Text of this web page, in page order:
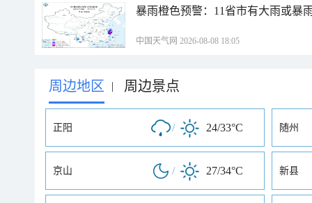
暴雨橙色预警：11省市有大雨或暴
中国天气网 2026-08-08 18:05
周边地区 | 周边景点
正阳 / 24/33°C 随州
京山 / 27/34°C 新县